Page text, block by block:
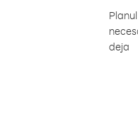
deja